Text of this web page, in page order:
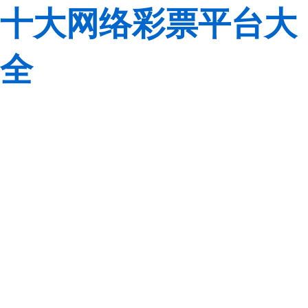
十大网络彩票平台大
全